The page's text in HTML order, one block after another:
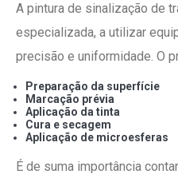
A pintura de sinalização de
especializada, a utilizar
precisão e uniformidade. O
Preparação da superfície
Marcação prévia
Aplicação da tinta
Cura e secagem
Aplicação de microesferas
É de suma importância